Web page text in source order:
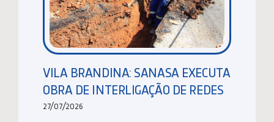
VILA BRANDINA: SANASA EXECUTA
OBRA DE INTERLIGAÇÃO DE REDES
27/07/2026